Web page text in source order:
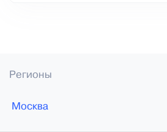
Регионы
Москва